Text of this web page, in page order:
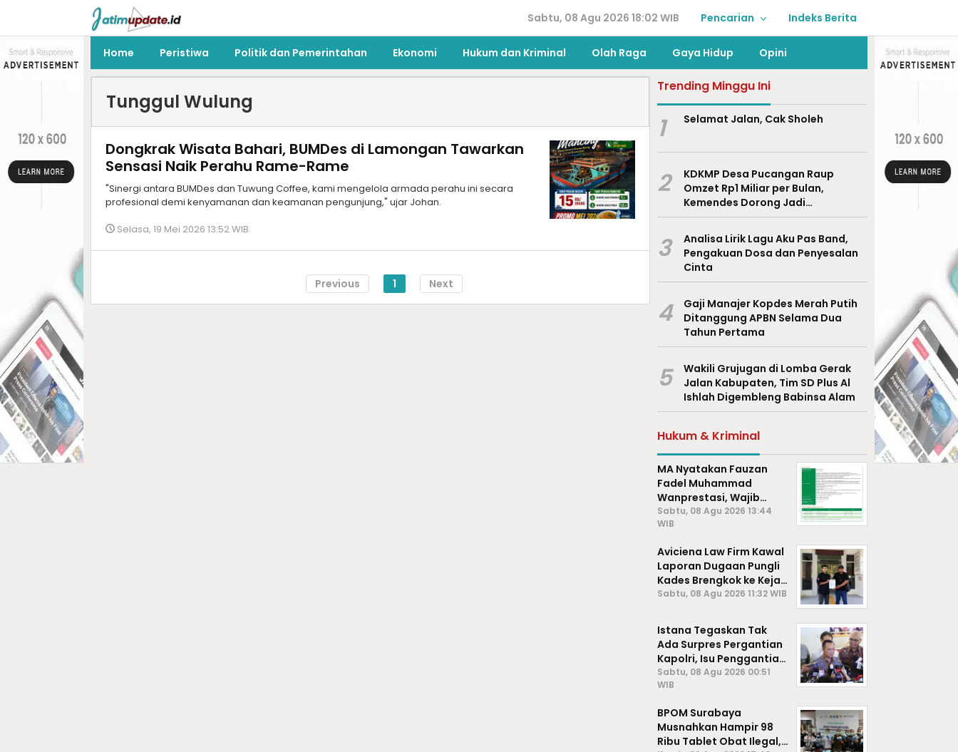
Sabtu, 08 Agu 2026 18:02 WIB Pencarian Indeks Berita
Home Peristiwa Politik dan Pemerintahan Ekonomi Hukum dan Kriminal Olah Raga Gaya Hidup Opini
Tunggul Wulung
Dongkrak Wisata Bahari, BUMDes di Lamongan Tawarkan
Sensasi Naik Perahu Rame-Rame
"Sinergi antara BUMDes dan Tuwung Coffee, kami mengelola armada perahu ini secara
profesional demi kenyamanan dan keamanan pengunjung," ujar Johan.
Selasa, 19 Mei 2026 13:52 WIB
Previous 1 Next
Trending Minggu Ini
1 Selamat Jalan, Cak Sholeh
2
KDKMP Desa Pucangan Raup
Omzet Rp1 Miliar per Bulan,
Kemendes Dorong Jadi
Percontohan Nasional
3
Analisa Lirik Lagu Aku Pas Band,
Pengakuan Dosa dan Penyesalan
Cinta
4
Gaji Manajer Kopdes Merah Putih
Ditanggung APBN Selama Dua
Tahun Pertama
5
Wakili Grujugan di Lomba Gerak
Jalan Kabupaten, Tim SD Plus Al
Ishlah Digembleng Babinsa Alam
Hukum & Kriminal
MA Nyatakan Fauzan
Fadel Muhammad
Wanprestasi, Wajib
Bayar Rp2,085 Miliar
Sabtu, 08 Agu 2026 13:44
WIB
Aviciena Law Firm Kawal
Laporan Dugaan Pungli
Kades Brengkok ke Kejari
Lamongan
Sabtu, 08 Agu 2026 11:32 WIB
Istana Tegaskan Tak
Ada Surpres Pergantian
Kapolri, Isu Penggantian
Listyo Sigit Dipastikan
Hoaks
Sabtu, 08 Agu 2026 00:51
WIB
BPOM Surabaya
Musnahkan Hampir 98
Ribu Tablet Obat Ilegal,